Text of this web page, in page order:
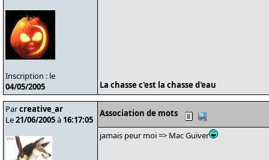
Inscription : le
04/05/2005
La chasse c'est la chasse d'eau
Parcreative_ar
Le21/06/2005à 16:17:05
Association de mots
jamais peur moi => Mac Guiver